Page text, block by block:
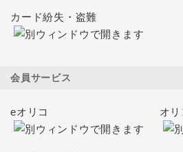
カード紛失・盗難
会員サービス
eオリコ オ